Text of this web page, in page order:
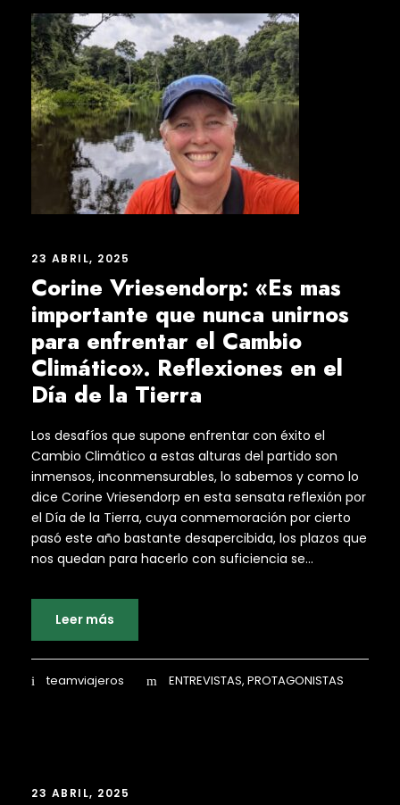
23 ABRIL, 2025
Corine Vriesendorp: «Es mas
importante que nunca unirnos
para enfrentar el Cambio
Climático». Reflexiones en el
Día de la Tierra
Los desafíos que supone enfrentar con éxito el
Cambio Climático a estas alturas del partido son
inmensos, inconmensurables, lo sabemos y como lo
dice Corine Vriesendorp en esta sensata reflexión por
el Día de la Tierra, cuya conmemoración por cierto
pasó este año bastante desapercibida, los plazos que
nos quedan para hacerlo con suficiencia se...
Leer más
teamviajeros ENTREVISTAS, PROTAGONISTAS
23 ABRIL, 2025